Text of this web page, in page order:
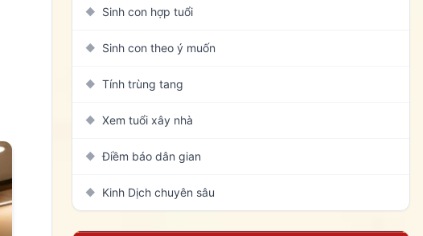
◆ Sinh con hợp tuổi
◆ Sinh con theo ý muốn
◆ Tính trùng tang
◆ Xem tuổi xây nhà
◆ Điềm báo dân gian
◆ Kinh Dịch chuyên sâu